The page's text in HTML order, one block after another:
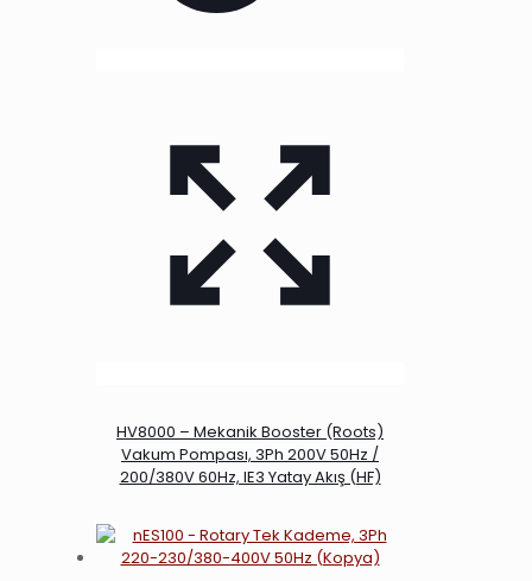
HV8000 – Mekanik Booster (Roots)
Vakum Pompası, 3Ph 200V 50Hz /
200/380V 60Hz, IE3 Yatay Akış (HF)